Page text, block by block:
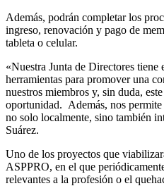
Además, podrán completar los
ingreso, renovación y pago de
tableta o celular.
«Nuestra Junta de Directores
herramientas para promover una
nuestros miembros y, sin duda,
oportunidad. Además, nos
no solo localmente, sino también
Suárez.
Uno de los proyectos que
ASPPRO, en el que
relevantes a la profesión o el